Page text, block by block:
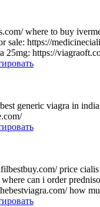
where to buy
sale: https://
25mg: https://
generic viagra in
price
can i order
how